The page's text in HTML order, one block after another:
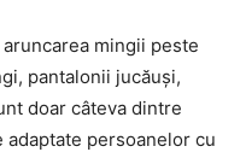
mingii peste
pantalonii jucăuși,
doar câteva dintre
persoanelor cu